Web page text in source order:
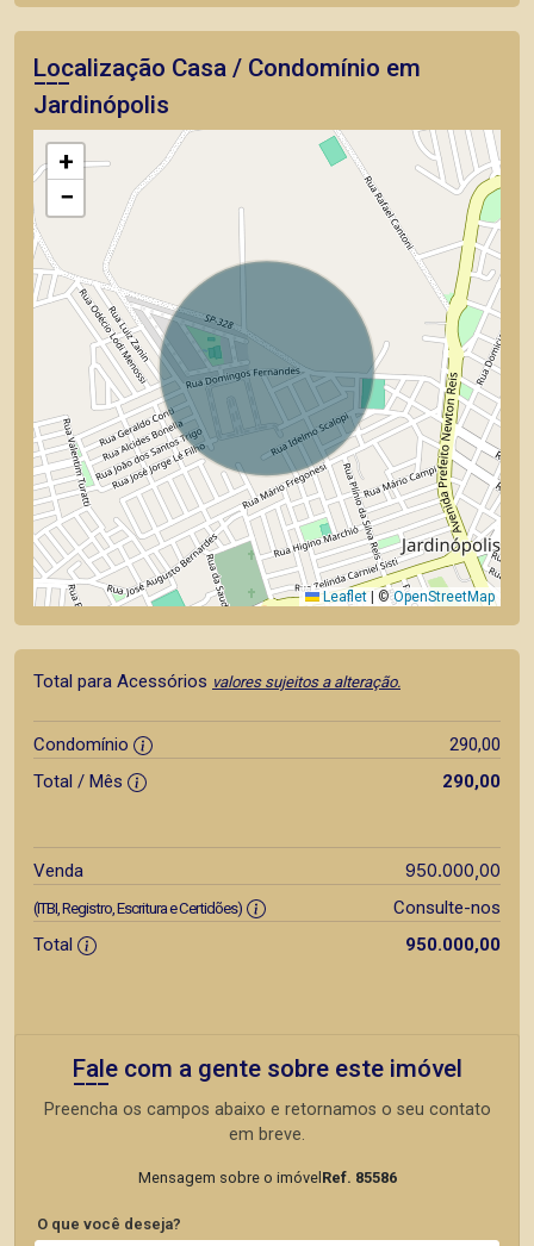
Localização Casa / Condomínio em
Jardinópolis
+
−
Leaflet | ©OpenStreetMap
Total para Acessórios valores sujeitos a alteração.
Condomínio
290,00
Total / Mês
290,00
Venda 950.000,00
(ITBI, Registro, Escritura e Certidões)
Consulte-nos
Total
950.000,00
Fale com a gente sobre este imóvel
Preencha os campos abaixo e retornamos o seu contato
em breve.
Mensagem sobre o imóvelRef. 85586
O que você deseja?